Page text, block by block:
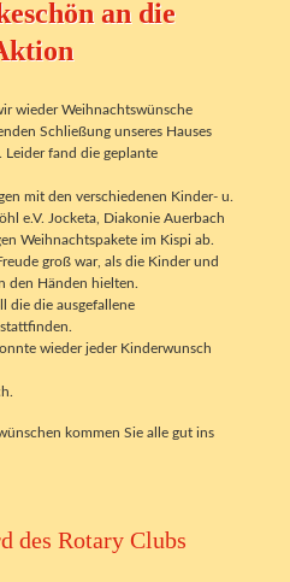
an die
wieder Weihnachtswünsche
Schließung unseres Hauses
Leider fand die geplante
mit den verschiedenen Kinder- u.
e.V. Jocketa, Diakonie Auerbach
Weihnachtspakete im Kispi ab.
groß war, als die Kinder und
den Händen hielten.
die die ausgefallene
wieder jeder Kinderwunsch
kommen Sie alle gut ins
des Rotary Clubs